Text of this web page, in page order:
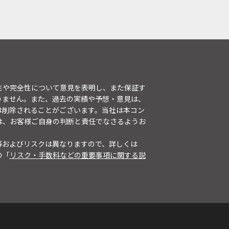
完全性について意見を表明し、また保証す
せん。また、過去の実績や予想・意見は、
除されることがございます。当社は本コン
お客様ご自身の判断と責任でなさるようお
よびリスクは異なりますので、詳しくは
「リスク・手数料などの重要事項に関する説